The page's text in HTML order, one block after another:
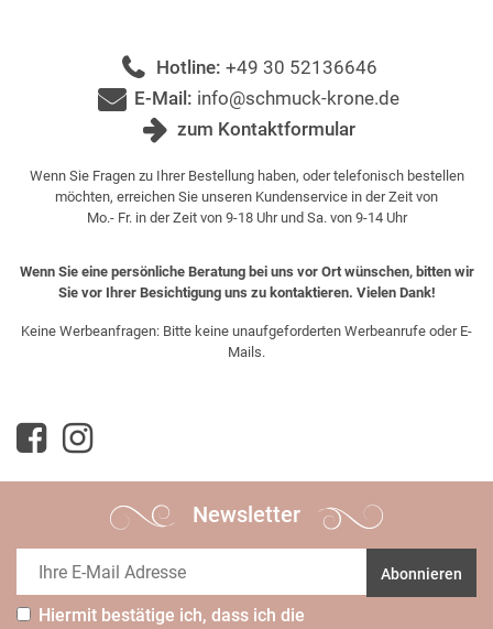
Hotline: +49 30 52136646
E-Mail: info@schmuck-krone.de
zum Kontaktformular
Wenn Sie Fragen zu Ihrer Bestellung haben, oder telefonisch bestellen
möchten, erreichen Sie unseren Kundenservice in der Zeit von
Mo.- Fr. in der Zeit von 9-18 Uhr und Sa. von 9-14 Uhr
Wenn Sie eine persönliche Beratung bei uns vor Ort wünschen, bitten wir
Sie vor Ihrer Besichtigung uns zu kontaktieren. Vielen Dank!
Keine Werbeanfragen: Bitte keine unaufgeforderten Werbeanrufe oder E-
Mails.
Newsletter
Abonnieren
Hiermit bestätige ich, dass ich die